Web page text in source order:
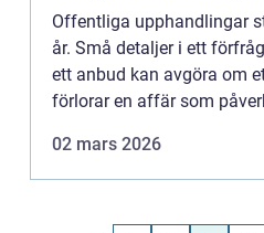
Offentliga upphandlingar
år. Små detaljer i ett
ett anbud kan avgöra om
förlorar en affär som
myndigh...
02 mars 2026